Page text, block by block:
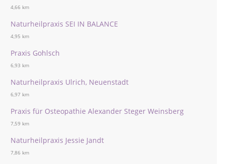
4,66 km
Naturheilpraxis SEI IN BALANCE
4,95 km
Praxis Gohlsch
6,93 km
Naturheilpraxis Ulrich, Neuenstadt
6,97 km
Praxis für Osteopathie Alexander Steger Weinsberg
7,59 km
Naturheilpraxis Jessie Jandt
7,86 km